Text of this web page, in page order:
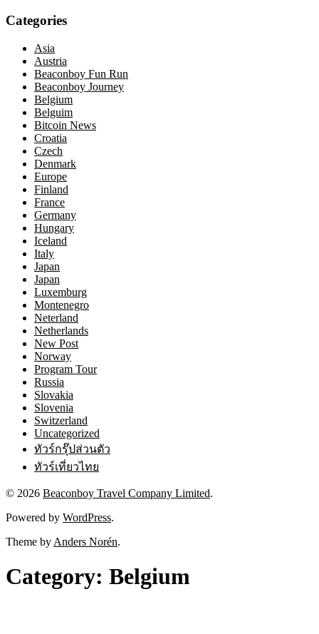
Categories
Asia
Austria
Beaconboy Fun Run
Beaconboy Journey
Belgium
Belguim
Bitcoin News
Croatia
Czech
Denmark
Europe
Finland
France
Germany
Hungary
Iceland
Italy
Japan
Japan
Luxemburg
Montenegro
Neterland
Netherlands
New Post
Norway
Program Tour
Russia
Slovakia
Slovenia
Switzerland
Uncategorized
ทัวร์กรุ๊ปส่วนตัว
ทัวร์เที่ยวไทย
© 2026 Beaconboy Travel Company Limited.
Powered by WordPress.
Theme by Anders Norén.
Category: Belgium